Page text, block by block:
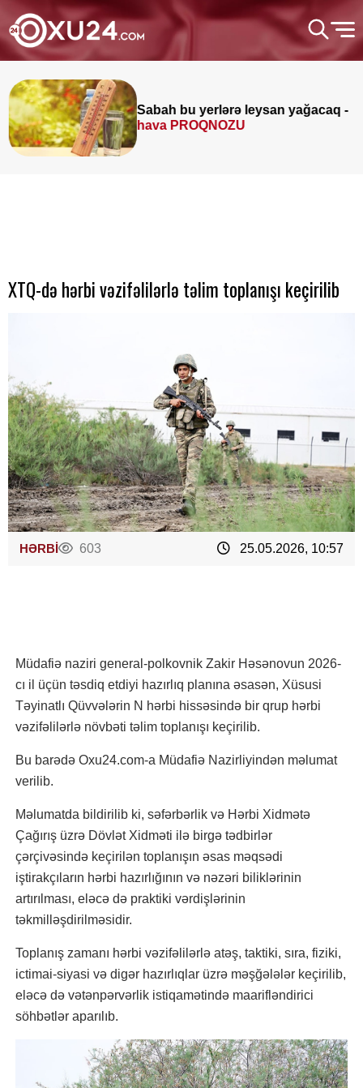
Sabah bu yerlərə leysan yağacaq -
hava PROQNOZU
XTQ-də hərbi vəzifəlilərlə təlim toplanışı keçirilib
HƏRBİ 603 25.05.2026, 10:57
Müdafiə naziri general-polkovnik Zakir Həsənovun 2026-
cı il üçün təsdiq etdiyi hazırlıq planına əsasən, Xüsusi
Təyinatlı Qüvvələrin N hərbi hissəsində bir qrup hərbi
vəzifəlilərlə növbəti təlim toplanışı keçirilib.
Bu barədə Oxu24.com-a Müdafiə Nazirliyindən məlumat
verilib.
Məlumatda bildirilib ki, səfərbərlik və Hərbi Xidmətə
Çağırış üzrə Dövlət Xidməti ilə birgə tədbirlər
çərçivəsində keçirilən toplanışın əsas məqsədi
iştirakçıların hərbi hazırlığının və nəzəri biliklərinin
artırılması, eləcə də praktiki vərdişlərinin
təkmilləşdirilməsidir.
Toplanış zamanı hərbi vəzifəlilərlə atəş, taktiki, sıra, fiziki,
ictimai-siyasi və digər hazırlıqlar üzrə məşğələlər keçirilib,
eləcə də vətənpərvərlik istiqamətində maarifləndirici
söhbətlər aparılıb.